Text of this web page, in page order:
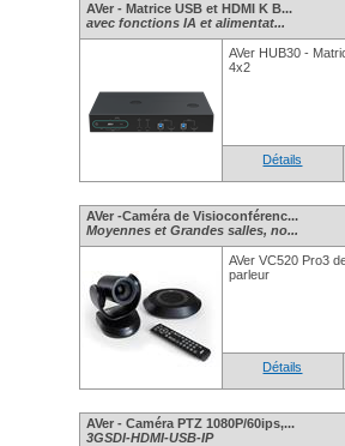
AVer - Matrice USB et HDMI K B...
avec fonctions IA et alimentat...
AVer HUB30 -
4x2
Détails
AVer -Caméra de Visioconférenc...
Moyennes et Grandes salles, no...
AVer VC520 Pro3
parleur
Détails
AVer - Caméra PTZ 1080P/60ips,...
3GSDI-HDMI-USB-IP